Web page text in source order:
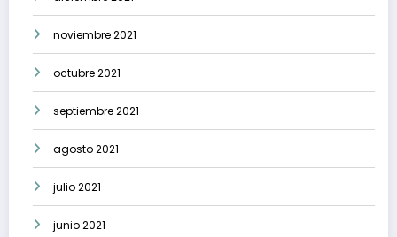
noviembre 2021
octubre 2021
septiembre 2021
agosto 2021
julio 2021
junio 2021